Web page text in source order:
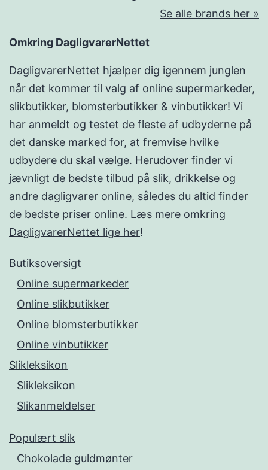
Se alle brands her »
Omkring DagligvarerNettet
DagligvarerNettet hjælper dig igennem junglen
når det kommer til valg af online supermarkeder,
slikbutikker, blomsterbutikker & vinbutikker! Vi
har anmeldt og testet de fleste af udbyderne på
det danske marked for, at fremvise hvilke
udbydere du skal vælge. Herudover finder vi
jævnligt de bedste tilbud på slik, drikkelse og
andre dagligvarer online, således du altid finder
de bedste priser online. Læs mere omkring
DagligvarerNettet lige her!
Butiksoversigt
Online supermarkeder
Online slikbutikker
Online blomsterbutikker
Online vinbutikker
Slikleksikon
Slikleksikon
Slikanmeldelser
Populært slik
Chokolade guldmønter